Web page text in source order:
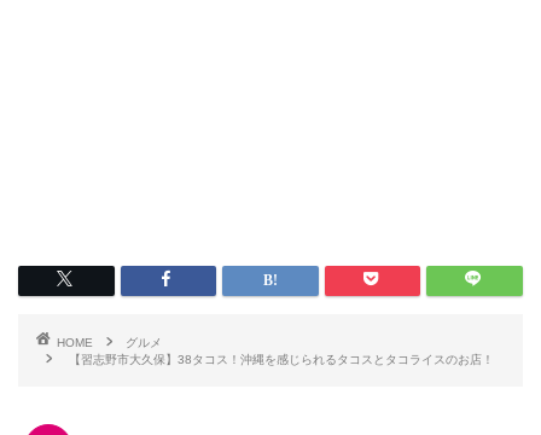
HOME
グルメ
【習志野市大久保】38タコス！沖縄を感じられるタコスとタコライスのお店！